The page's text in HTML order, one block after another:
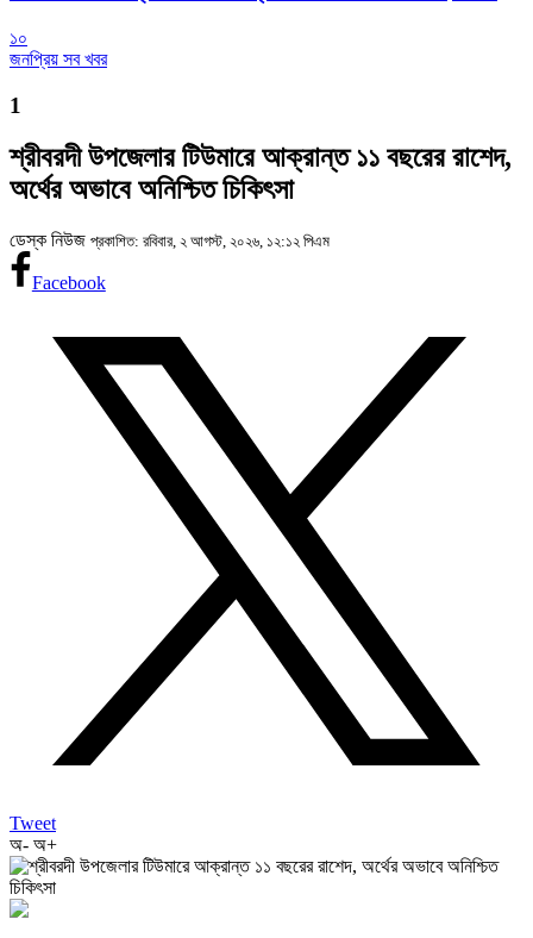
১০
জনপ্রিয় সব খবর
1
শ্রীবরদী উপজেলার টিউমারে আক্রান্ত ১১ বছরের রাশেদ,
অর্থের অভাবে অনিশ্চিত চিকিৎসা
ডেস্ক নিউজ প্রকাশিত: রবিবার, ২ আগস্ট, ২০২৬, ১২:১২ পিএম
Facebook
Tweet
অ- অ+